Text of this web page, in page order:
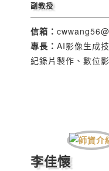
副教授
信箱：
專長：AI影像生成
紀錄片製作、數位
李佳懷